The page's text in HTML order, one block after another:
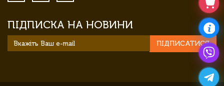
ПІДПИСКА НА НОВИНИ
ПІДПИСАТИСЯ